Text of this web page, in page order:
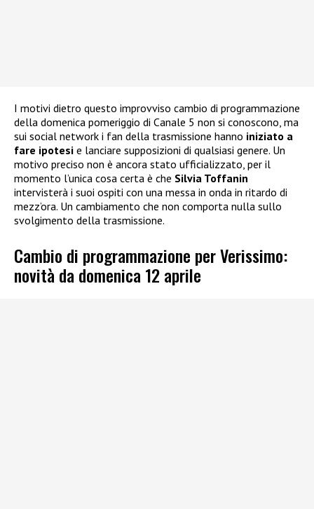
I motivi dietro questo improvviso cambio di programmazione
della domenica pomeriggio di Canale 5 non si conoscono, ma
sui social network i fan della trasmissione hanno iniziato a
fare ipotesi e lanciare supposizioni di qualsiasi genere. Un
motivo preciso non è ancora stato ufficializzato, per il
momento l’unica cosa certa è che Silvia Toffanin
intervisterà i suoi ospiti con una messa in onda in ritardo di
mezz’ora. Un cambiamento che non comporta nulla sullo
svolgimento della trasmissione.
Cambio di programmazione per Verissimo:
novità da domenica 12 aprile